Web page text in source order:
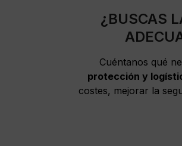
¿BUSCAS
Cuéntanos qué
protección y
costes, mejorar la